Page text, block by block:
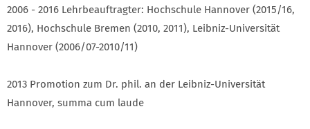
2006 - 2016 Lehrbeauftragter: Hochschule Hannover (2015/16,
2016), Hochschule Bremen (2010, 2011), Leibniz-Universität
Hannover (2006/07-2010/11)
2013 Promotion zum Dr. phil. an der Leibniz-Universität
Hannover, summa cum laude